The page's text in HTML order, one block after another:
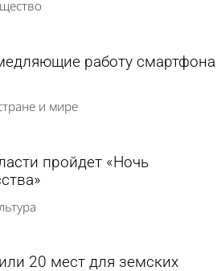
работу смартфона
и мире
пройдет «Ночь
20 мест для земских